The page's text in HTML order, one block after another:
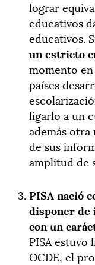
lograr
educativos
educativos.
un estricto
momento
países
ligarlo a un
además
de sus
amplitud de
PISA nació
disponer
con un
PISA estuvo
OCDE, el